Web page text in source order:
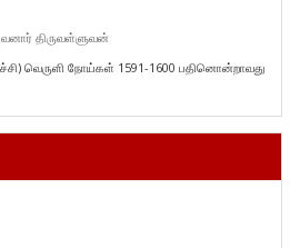
திருவள்ளுவன்
வெருளி நோய்கள் 1591-1600 பதினொன்றாவது